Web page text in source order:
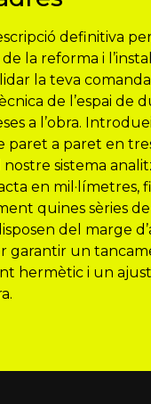
definitiva per
la reforma i
la teva
de l’espai de
a l’obra.
paret a paret en
sistema
en mil·límetres,
quines sèries de
del marge
garantir un
hermètic i un